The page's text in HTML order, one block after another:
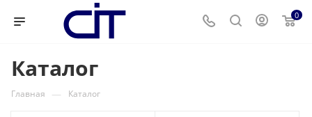
0
Каталог
Главная — Каталог